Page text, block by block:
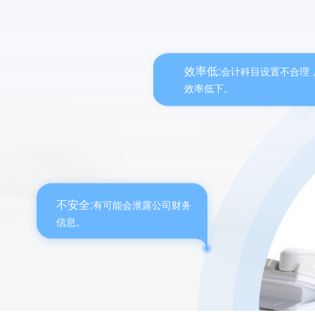
效率低:会计科目设置不合理
效率低下。
不安全:有可能会泄露公司财务
信息。